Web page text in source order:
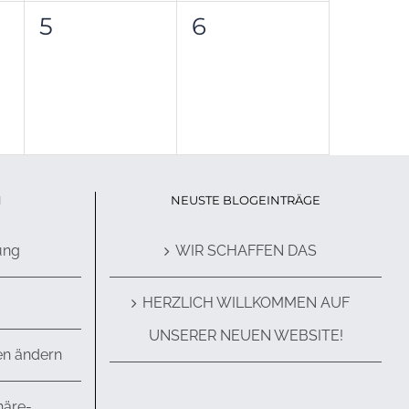
0
5
0
6
ändern
NEUSTE BLOGEINTRÄGE
WIR SCHAFFEN DAS
HERZLICH WILLKOMMEN AUF
UNSERER NEUEN WEBSITE!